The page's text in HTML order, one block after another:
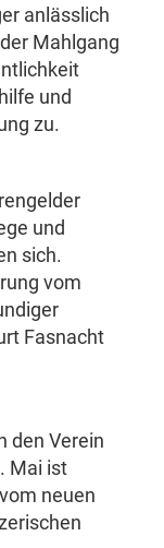
anlässlich
Mahlgang
und
zu.
und
sich.
vom
Fasnacht
den Verein
Mai ist
neuen